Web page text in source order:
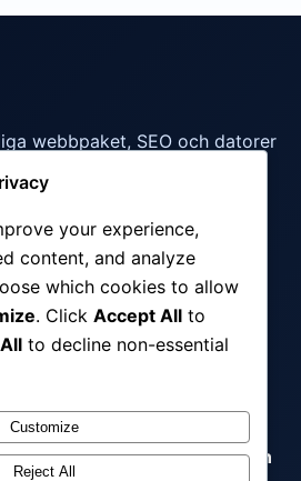
webbpaket, SEO och datorer
·IT-support ·
·FAQ·Kontakt
Malmö·Webbdesign
your experience,
content, and analyze
which cookies to allow
. Click Accept All to
to decline non-essential
Customize
Reject All